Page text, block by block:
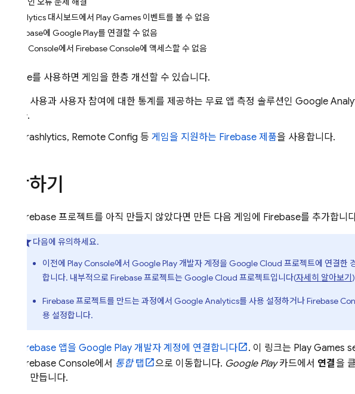
Analytics 대시보드에서 Play Games 이벤트를 볼 수 없음
Firebase에 Google Play를 연결할 수 없음
Play Console에서 Firebase Console에 액세스할 수 없음
Firebase를 사용하면 게임을 한층 개선할 수 있습니다.
앱 사용과 사용자 참여에 대한 통계를 제공하는 무료 앱 측정 솔루션인 Google
다.
Crashlytics, Remote Config 등 게임을 지원하는 Firebase 제품을 사용합니다.
시작하기
Firebase 프로젝트를 아직 만들지 않았다면 만든 다음 게임에 Firebase를 추가합니
다음에 유의하세요.
이전에 Play Console에서 Google Play 개발자 계정을 Google Cloud 프로젝트에 연결한
합니다. 내부적으로 Firebase 프로젝트는 Google Cloud 프로젝트입니다(자세히 알아보기
Firebase 프로젝트를 만드는 과정에서 Google Analytics를 사용 설정하거나Firebase
용 설정합니다.
Firebase 앱을 Google Play 개발자 계정에 연결합니다 . 이 링크는 Play Games
Firebase Console에서 통합탭 으로 이동합니다. Google Play카드에서 연결 을
를 만듭니다.